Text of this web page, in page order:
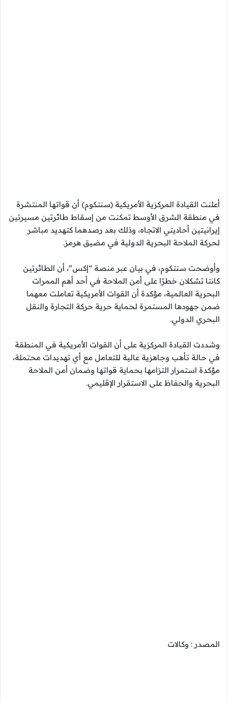
أعلنت القيادة المركزية الأمريكية (سنتكوم) أن قواتها المنتشرة
في منطقة الشرق الأوسط تمكنت من إسقاط طائرتين مسيرتين
إيرانيتين أحاديتي الاتجاه، وذلك بعد رصدهما كتهديد مباشر
لحركة الملاحة البحرية الدولية في مضيق هرمز.
وأوضحت سنتكوم، في بيان عبر منصة “إكس”، أن الطائرتين
كانتا تشكلان خطرًا على أمن الملاحة في أحد أهم الممرات
البحرية العالمية، مؤكدة أن القوات الأمريكية تعاملت معهما
ضمن جهودها المستمرة لحماية حرية حركة التجارة والنقل
البحري الدولي.
وشددت القيادة المركزية على أن القوات الأمريكية في المنطقة
في حالة تأهب وجاهزية عالية للتعامل مع أي تهديدات محتملة،
مؤكدة استمرار التزامها بحماية قواتها وضمان أمن الملاحة
البحرية والحفاظ على الاستقرار الإقليمي.
المصدر : وكالات